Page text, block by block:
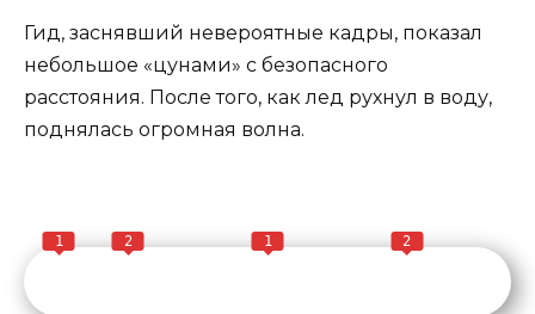
Гид, заснявший невероятные кадры, показал
небольшое «цунами» с безопасного
расстояния. После того, как лед рухнул в воду,
поднялась огромная волна.
1 2 1 2